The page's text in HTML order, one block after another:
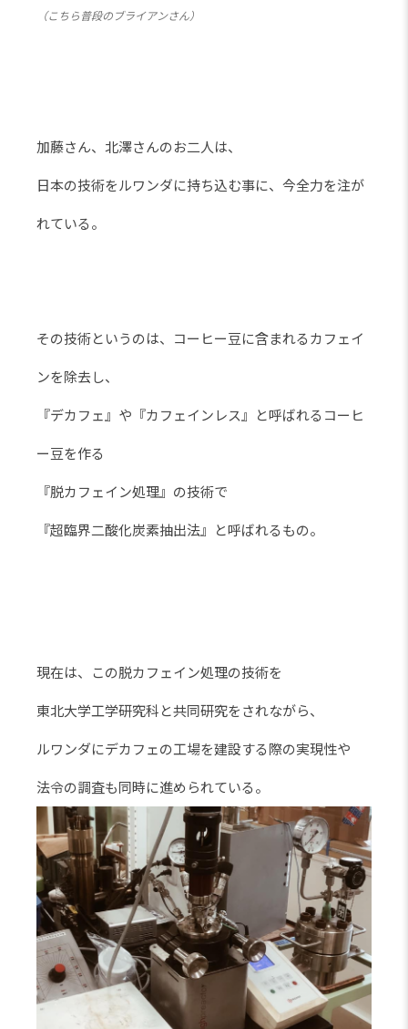
（こちら普段のブライアンさん）
加藤さん、北澤さんのお二人は、
日本の技術をルワンダに持ち込む事に、今全力を注が
れている。
その技術というのは、コーヒー豆に含まれるカフェイ
ンを除去し、
『デカフェ』や『カフェインレス』と呼ばれるコーヒ
ー豆を作る
『脱カフェイン処理』の技術で
『超臨界二酸化炭素抽出法』と呼ばれるもの。
現在は、この脱カフェイン処理の技術を
東北大学工学研究科と共同研究をされながら、
ルワンダにデカフェの工場を建設する際の実現性や
法令の調査も同時に進められている。